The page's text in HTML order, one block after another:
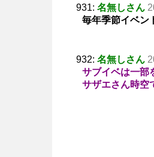
931: 名無しさん
毎年季節イベン
932: 名無しさん
サブイベは一部
サザエさん時空